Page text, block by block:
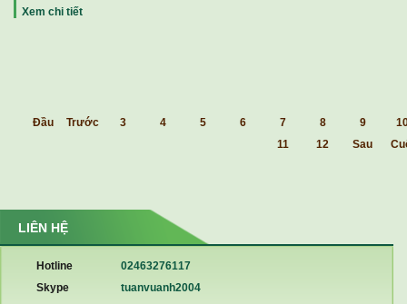
Xem chi tiết
Đầu Trước 3 4 5 6 7 8 9
11
12 Sau
LIÊN HỆ
Hotline
02463276117
Skype
tuanvuanh2004